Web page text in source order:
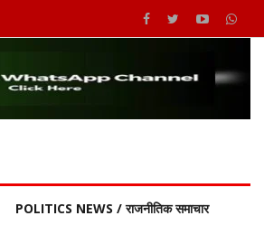
POLITICS NEWS / राजनीतिक समाचार